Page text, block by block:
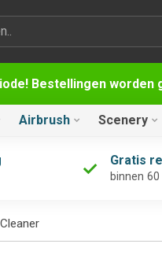
Bestellingen worden
Airbrush Scenery
Gratis
binnen